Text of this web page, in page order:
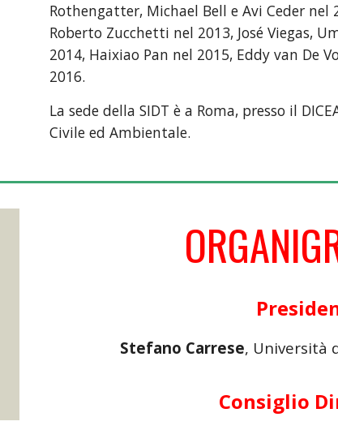
Rothengatter, Michael Bell e Avi Ceder nel
Roberto Zucchetti nel 2013, José Viegas,
2014, Haixiao Pan nel 2015, Eddy van De
2016.
La sede della SIDT è a Roma, presso il
Civile ed Ambientale.
Stefano Carrese, Università
Consiglio